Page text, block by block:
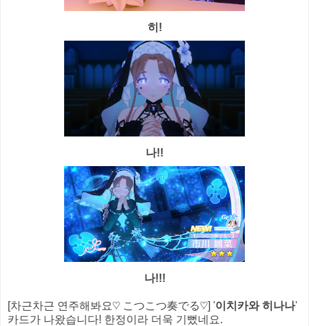
히!
나!!
나!!!
[차근차근 연주해봐요♡ こつこつ奏でる♡] '이치카와 히나나'
카드가 나왔습니다! 한정이라 더욱 기뻤네요.